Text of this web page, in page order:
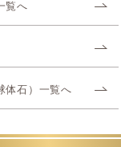
覧へ
体石）一覧へ